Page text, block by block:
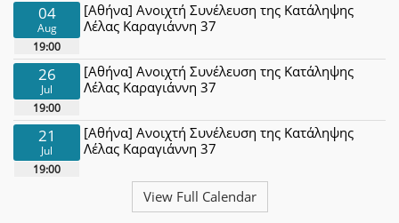
04
Aug
19:00
[Αθήνα] Ανοιχτή Συνέλευση της Κατάληψης
Λέλας Καραγιάννη 37
26
Jul
19:00
[Αθήνα] Ανοιχτή Συνέλευση της Κατάληψης
Λέλας Καραγιάννη 37
21
Jul
19:00
[Αθήνα] Ανοιχτή Συνέλευση της Κατάληψης
Λέλας Καραγιάννη 37
View Full Calendar